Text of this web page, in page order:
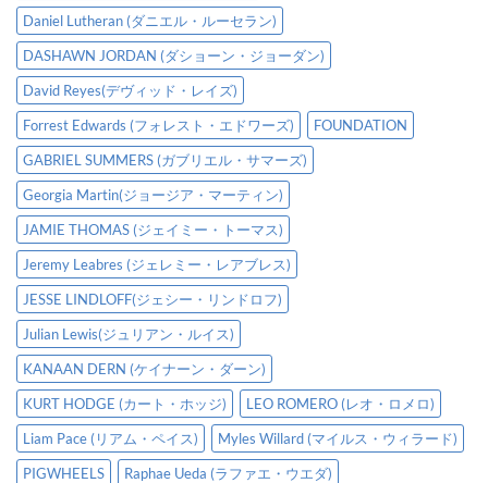
Daniel Lutheran (ダニエル・ルーセラン)
DASHAWN JORDAN (ダショーン・ジョーダン)
David Reyes(デヴィッド・レイズ)
Forrest Edwards (フォレスト・エドワーズ)
FOUNDATION
GABRIEL SUMMERS (ガブリエル・サマーズ)
Georgia Martin(ジョージア・マーティン)
JAMIE THOMAS (ジェイミー・トーマス)
Jeremy Leabres (ジェレミー・レアブレス)
JESSE LINDLOFF(ジェシー・リンドロフ)
Julian Lewis(ジュリアン・ルイス)
KANAAN DERN (ケイナーン・ダーン)
KURT HODGE (カート・ホッジ)
LEO ROMERO (レオ・ロメロ)
Liam Pace (リアム・ペイス)
Myles Willard (マイルス・ウィラード)
PIGWHEELS
Raphae Ueda (ラファエ・ウエダ)